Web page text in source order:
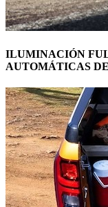
ILUMINACIÓN
AUTOMÁTICAS